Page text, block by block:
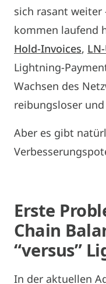
sich rasant weiter
kommen laufend
Hold-Invoices,
Lightning-
Wachsen des
reibungsloser
Aber es gibt
Erste
Chain
“versus”
In der aktuellen